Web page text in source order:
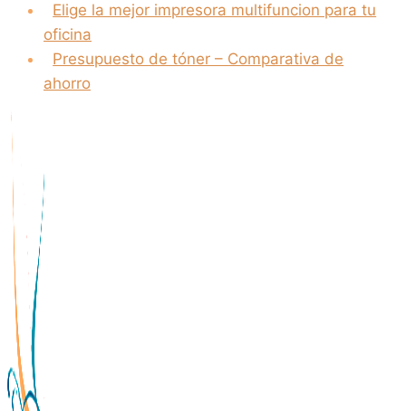
Elige la mejor impresora multifuncion para tu
oficina
Presupuesto de tóner – Comparativa de
ahorro